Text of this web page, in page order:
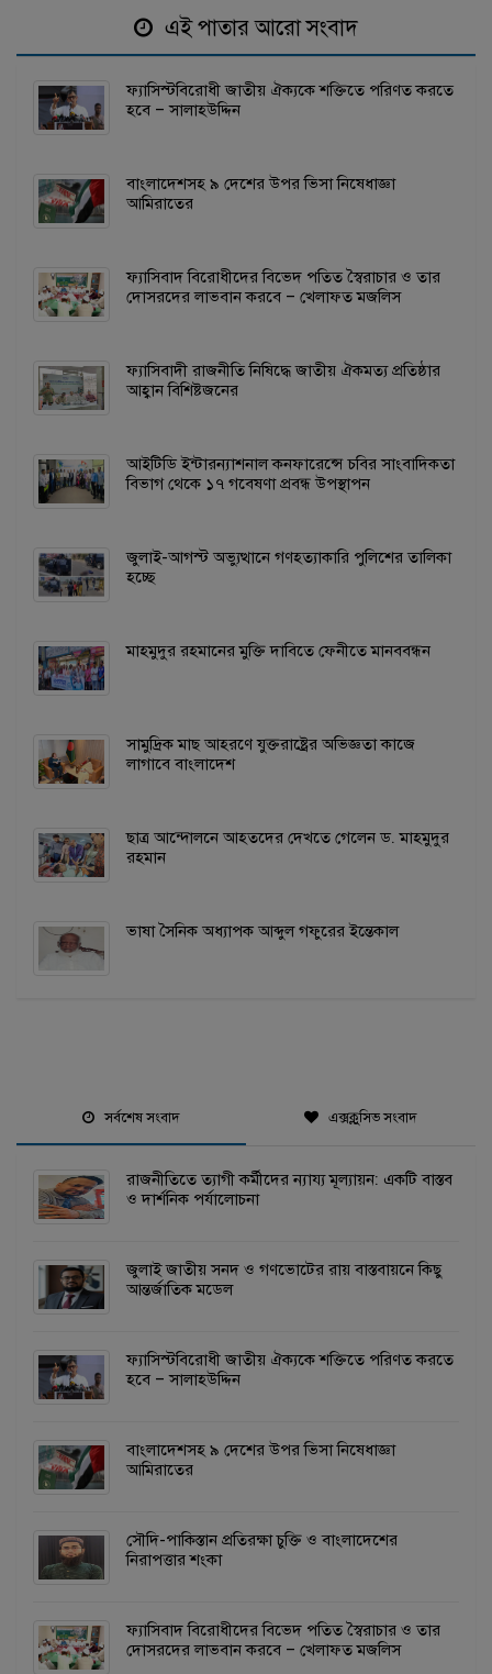
এই পাতার আরো সংবাদ
ফ্যাসিস্টবিরোধী জাতীয় ঐক্যকে শক্তিতে পরিণত করতে
হবে – সালাহউদ্দিন
বাংলাদেশসহ ৯ দেশের উপর ভিসা নিষেধাজ্ঞা
আমিরাতের
ফ্যাসিবাদ বিরোধীদের বিভেদ পতিত স্বৈরাচার ও তার
দোসরদের লাভবান করবে – খেলাফত মজলিস
ফ্যাসিবাদী রাজনীতি নিষিদ্ধে জাতীয় ঐকমত্য প্রতিষ্ঠার
আহ্বান বিশিষ্টজনের
আইটিডি ইন্টারন্যাশনাল কনফারেন্সে চবির সাংবাদিকতা
বিভাগ থেকে ১৭ গবেষণা প্রবন্ধ উপস্থাপন
জুলাই-আগস্ট অভ্যুত্থানে গণহত্যাকারি পুলিশের তালিকা
হচ্ছে
মাহমুদুর রহমানের মুক্তি দাবিতে ফেনীতে মানববন্ধন
সামুদ্রিক মাছ আহরণে যুক্তরাষ্ট্রের অভিজ্ঞতা কাজে
লাগাবে বাংলাদেশ
ছাত্র আন্দোলনে আহতদের দেখতে গেলেন ড. মাহমুদুর
রহমান
ভাষা সৈনিক অধ্যাপক আব্দুল গফুরের ইন্তেকাল
সর্বশেষ সংবাদ এক্সক্লুসিভ সংবাদ
রাজনীতিতে ত্যাগী কর্মীদের ন্যায্য মূল্যায়ন: একটি বাস্তব
ও দার্শনিক পর্যালোচনা
জুলাই জাতীয় সনদ ও গণভোটের রায় বাস্তবায়নে কিছু
আন্তর্জাতিক মডেল
ফ্যাসিস্টবিরোধী জাতীয় ঐক্যকে শক্তিতে পরিণত করতে
হবে – সালাহউদ্দিন
বাংলাদেশসহ ৯ দেশের উপর ভিসা নিষেধাজ্ঞা
আমিরাতের
সৌদি-পাকিস্তান প্রতিরক্ষা চুক্তি ও বাংলাদেশের
নিরাপত্তার শংকা
ফ্যাসিবাদ বিরোধীদের বিভেদ পতিত স্বৈরাচার ও তার
দোসরদের লাভবান করবে – খেলাফত মজলিস